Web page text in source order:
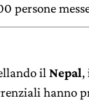
persone
il Nepal,
hanno